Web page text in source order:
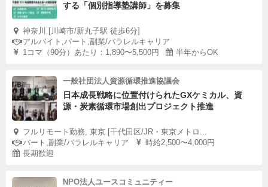
する「個別指導塾講師」を募集
神奈川 [川崎市/新丸子駅 徒歩6分]
アルバイト,パート,副業/パラレルキャリア
1コマ（90分）あたり：1,890〜5,500円
半年からOK
一般社団法人資源循環推進協議会
日本成長戦略に位置付けられたGXケミカル、資
源・炭素循環市場創出プロジェクト推進
フルリモート勤務, 東京 [千代田区/JR・東京メトロ...
パート,副業/パラレルキャリア
時給2,500〜4,000円
長期歓迎
NPO法人ユースコミュニティー